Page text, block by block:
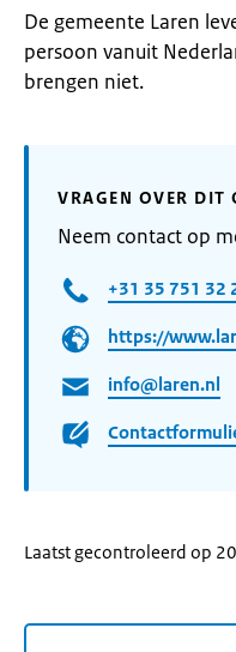
De gemeente Laren
persoon vanuit
brengen niet.
VRAGEN OVER DIT
Neem contact op
+31 35 751 32
https://
info@laren.nl
Laatst gecontroleerd op